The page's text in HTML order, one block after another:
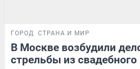
ГОРОД СТРАНА И МИР
В Москве возбудили
стрельбы из